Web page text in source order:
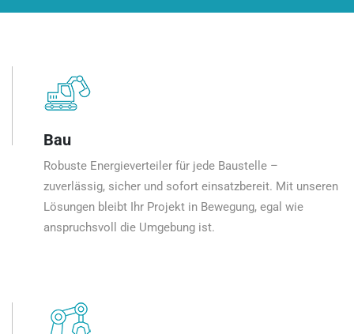
Bau
Robuste Energieverteiler für jede Baustelle –
zuverlässig, sicher und sofort einsatzbereit. Mit unseren
Lösungen bleibt Ihr Projekt in Bewegung, egal wie
anspruchsvoll die Umgebung ist.